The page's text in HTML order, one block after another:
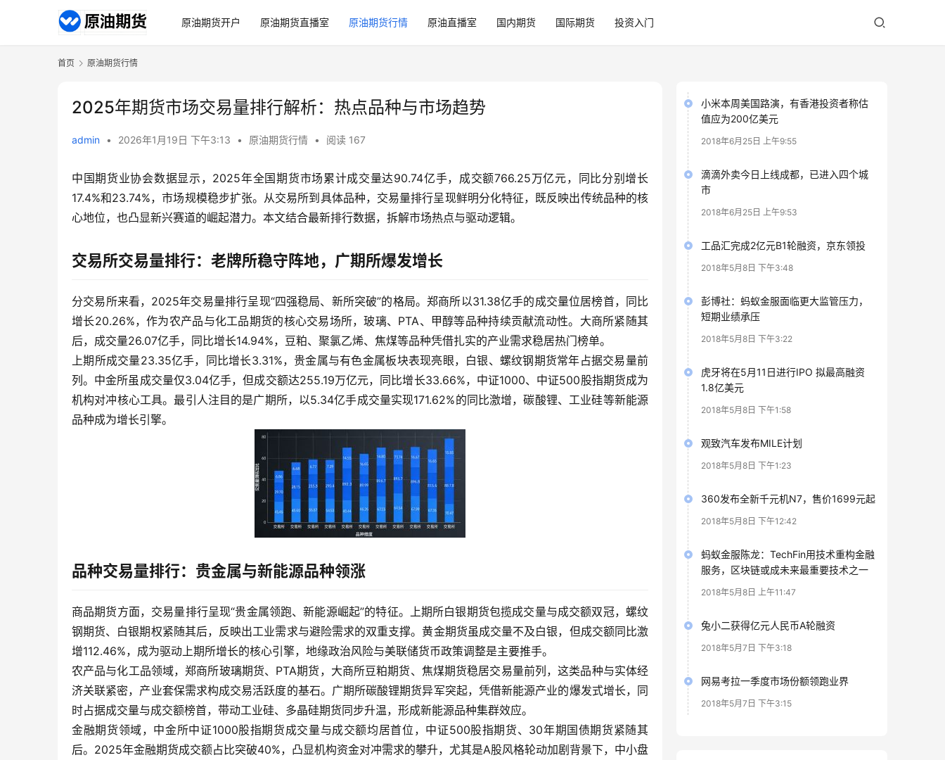
原油期货开户 原油期货直播室 原油期货行情 原油直播室 国内期货 国际期货 投资入门
首页 原油期货行情
2025年期货市场交易量排行解析：热点品种与市场趋势
admin • 2026年1月19日 下午3:13 • 原油期货行情 • 阅读 167
中国期货业协会数据显示，2025年全国期货市场累计成交量达90.74亿手，成交额766.25万亿元，同比分别增长
17.4%和23.74%，市场规模稳步扩张。从交易所到具体品种，交易量排行呈现鲜明分化特征，既反映出传统品种的核
心地位，也凸显新兴赛道的崛起潜力。本文结合最新排行数据，拆解市场热点与驱动逻辑。
交易所交易量排行：老牌所稳守阵地，广期所爆发增长
分交易所来看，2025年交易量排行呈现“四强稳局、新所突破”的格局。郑商所以31.38亿手的成交量位居榜首，同比
增长20.26%，作为农产品与化工品期货的核心交易场所，玻璃、PTA、甲醇等品种持续贡献流动性。大商所紧随其
后，成交量26.07亿手，同比增长14.94%，豆粕、聚氯乙烯、焦煤等品种凭借扎实的产业需求稳居热门榜单。
上期所成交量23.35亿手，同比增长3.31%，贵金属与有色金属板块表现亮眼，白银、螺纹钢期货常年占据交易量前
列。中金所虽成交量仅3.04亿手，但成交额达255.19万亿元，同比增长33.66%，中证1000、中证500股指期货成为
机构对冲核心工具。最引人注目的是广期所，以5.34亿手成交量实现171.62%的同比激增，碳酸锂、工业硅等新能源
品种成为增长引擎。
品种交易量排行：贵金属与新能源品种领涨
商品期货方面，交易量排行呈现“贵金属领跑、新能源崛起”的特征。上期所白银期货包揽成交量与成交额双冠，螺纹
钢期货、白银期权紧随其后，反映出工业需求与避险需求的双重支撑。黄金期货虽成交量不及白银，但成交额同比激
增112.46%，成为驱动上期所增长的核心引擎，地缘政治风险与美联储货币政策调整是主要推手。
农产品与化工品领域，郑商所玻璃期货、PTA期货，大商所豆粕期货、焦煤期货稳居交易量前列，这类品种与实体经
济关联紧密，产业套保需求构成交易活跃度的基石。广期所碳酸锂期货异军突起，凭借新能源产业的爆发式增长，同
时占据成交量与成交额榜首，带动工业硅、多晶硅期货同步升温，形成新能源品种集群效应。
金融期货领域，中金所中证1000股指期货成交量与成交额均居首位，中证500股指期货、30年期国债期货紧随其
后。2025年金融期货成交额占比突破40%，凸显机构资金对冲需求的攀升，尤其是A股风格轮动加剧背景下，中小盘
小米本周美国路演，有香港投资者称估
值应为200亿美元
2018年6月25日 上午9:55
滴滴外卖今日上线成都，已进入四个城
市
2018年6月25日 上午9:53
工品汇完成2亿元B1轮融资，京东领投
2018年5月8日 下午3:48
彭博社：蚂蚁金服面临更大监管压力，
短期业绩承压
2018年5月8日 下午3:22
虎牙将在5月11日进行IPO 拟最高融资
1.8亿美元
2018年5月8日 下午1:58
观致汽车发布MILE计划
2018年5月8日 下午1:23
360发布全新千元机N7，售价1699元起
2018年5月8日 下午12:42
蚂蚁金服陈龙：TechFin用技术重构金融
服务，区块链或成未来最重要技术之一
2018年5月8日 上午11:47
兔小二获得亿元人民币A轮融资
2018年5月7日 下午3:18
网易考拉一季度市场份额领跑业界
2018年5月7日 下午3:15